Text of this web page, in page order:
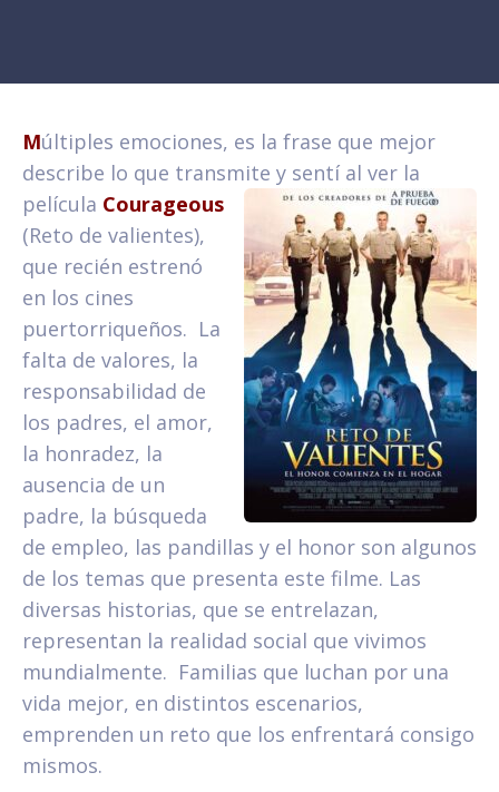
Múltiples emociones, es la frase que mejor
describe lo que transmite y sentí al ver la
película Courageous
(Reto de valientes),
que recién estrenó
en los cines
puertorriqueños. La
falta de valores, la
responsabilidad de
los padres, el amor,
la honradez, la
ausencia de un
padre, la búsqueda
de empleo, las pandillas y el honor son algunos
de los temas que presenta este filme. Las
diversas historias, que se entrelazan,
representan la realidad social que vivimos
mundialmente. Familias que luchan por una
vida mejor, en distintos escenarios,
emprenden un reto que los enfrentará consigo
mismos.